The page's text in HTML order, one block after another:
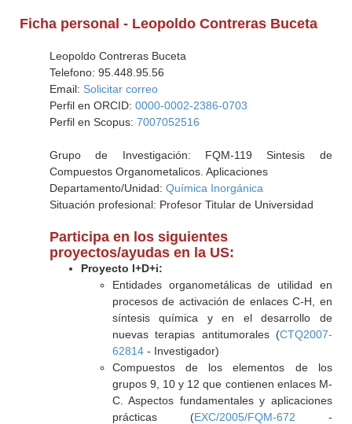
Ficha personal - Leopoldo Contreras Buceta
Leopoldo Contreras Buceta
Telefono: 95.448.95.56
Email: Solicitar correo
Perfil en ORCID: 0000-0002-2386-0703
Perfil en Scopus: 7007052516
Grupo de Investigación: FQM-119 Sintesis de
Compuestos Organometalicos. Aplicaciones
Departamento/Unidad: Química Inorgánica
Situación profesional: Profesor Titular de Universidad
Participa en los siguientes
proyectos/ayudas en la US:
Proyecto I+D+i:
Entidades organometálicas de utilidad en
procesos de activación de enlaces C-H, en
síntesis química y en el desarrollo de
nuevas terapias antitumorales (CTQ2007-
62814- Investigador)
Compuestos de los elementos de los
grupos 9, 10 y 12 que contienen enlaces M-
C. Aspectos fundamentales y aplicaciones
prácticas (EXC/2005/FQM-672 -